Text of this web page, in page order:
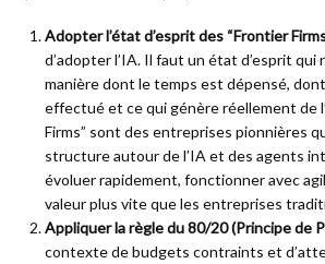
Adopter l’état d’esprit des “Frontier
d’adopter l’IA. Il faut un état d’esprit
manière dont le temps est dépensé,
effectué et ce qui génère réellement de
Firms” sont des entreprises pionnières
structure autour de l’IA et des agents
évoluer rapidement, fonctionner avec
valeur plus vite que les entreprises
Appliquer la règle du 80/20 (Principe de
contexte de budgets contraints et